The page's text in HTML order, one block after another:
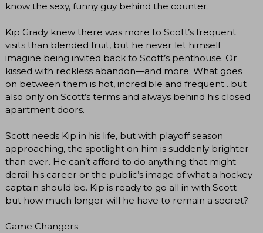
know the sexy, funny guy behind the counter.
Kip Grady knew there was more to Scott’s frequent
visits than blended fruit, but he never let himself
imagine being invited back to Scott’s penthouse. Or
kissed with reckless abandon—and more. What goes
on between them is hot, incredible and frequent…but
also only on Scott’s terms and always behind his closed
apartment doors.
Scott needs Kip in his life, but with playoff season
approaching, the spotlight on him is suddenly brighter
than ever. He can’t afford to do anything that might
derail his career or the public’s image of what a hockey
captain should be. Kip is ready to go all in with Scott—
but how much longer will he have to remain a secret?
Game Changers